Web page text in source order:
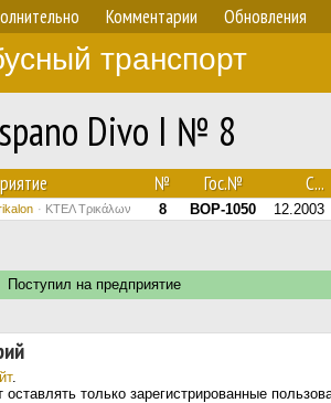
Комментарии Обновления
транспорт
Divo I № 8
№ Гос.№ С...
ΚΤΕΛ Τρικάλων 8 BOP-1050 12.2003
на предприятие
.
оставлять только зарегистрированные